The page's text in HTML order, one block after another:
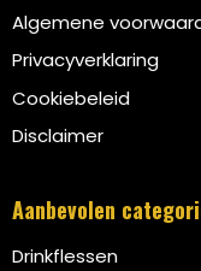
Algemene
Privacyverklaring
Cookiebeleid
Disclaimer
Aanbevolen
Drinkflessen